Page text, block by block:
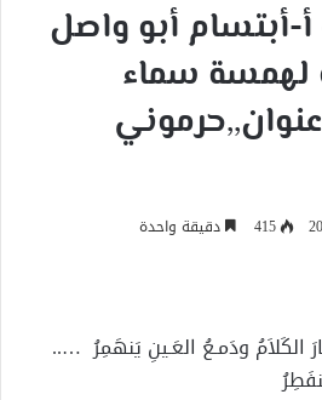
أبتسام أبو واصل
لهمسة سماء
415 دقيقة واحدة
الكَلاَمُ ودَمـعُ العَـينِ يَنهَمِرُ …..